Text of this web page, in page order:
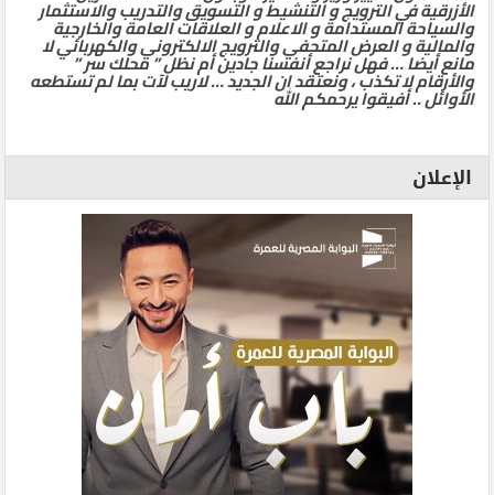
الأزرقية في الترويج و التنشيط و التسويق والتدريب والاستثمار
والسياحة المستدامة و الاعلام و العلاقات العامة والخارجية
والمالية و العرض المتحفي والترويج الالكتروني والكهربائي لا
مانع أيضا … فهل نراجع أنفسنا جادين أم نظل ” محلك سر ”
والأرقام لا تكذب ، ونعتقد ان الجديد … لاريب لآت بما لم تستطعه
الأوائل .. أفيقوا يرحمكم الله
الإعلان